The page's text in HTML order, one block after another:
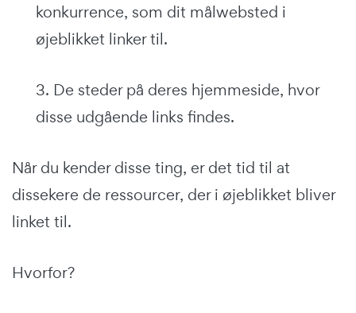
konkurrence, som dit målwebsted i
øjeblikket linker til.
3. De steder på deres hjemmeside, hvor
disse udgående links findes.
Når du kender disse ting, er det tid til at
dissekere de ressourcer, der i øjeblikket bliver
linket til.
Hvorfor?